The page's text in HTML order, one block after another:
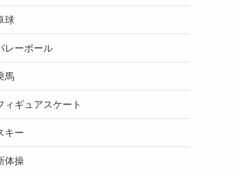
球
レーボール
馬
ィギュアスケート
キー
体操